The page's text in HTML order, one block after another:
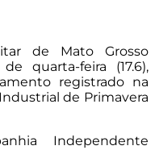
de Mato Grosso
quarta-feira (17.6),
registrado na
de Primavera
Independente